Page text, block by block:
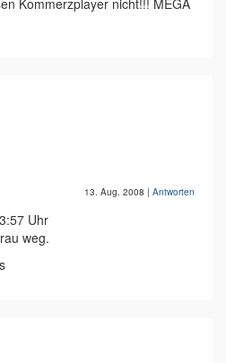
Kommerzplayer nicht!!! MEGA
13. Aug. 2008 | Antworten
Uhr
weg.